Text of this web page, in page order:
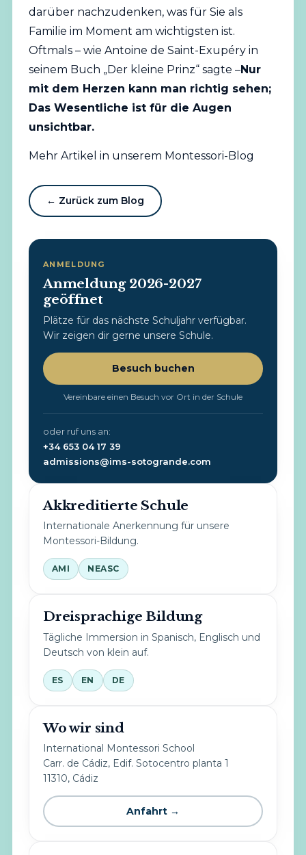
darüber nachzudenken, was für Sie als
Familie im Moment am wichtigsten ist.
Oftmals – wie Antoine de Saint-Exupéry in
seinem Buch „Der kleine Prinz“ sagte –Nur
mit dem Herzen kann man richtig sehen;
Das Wesentliche ist für die Augen
unsichtbar.
Mehr Artikel in unserem Montessori-Blog
← Zurück zum Blog
ANMELDUNG
Anmeldung 2026-2027
geöffnet
Plätze für das nächste Schuljahr verfügbar.
Wir zeigen dir gerne unsere Schule.
Besuch buchen
Vereinbare einen Besuch vor Ort in der Schule
oder ruf uns an:
+34 653 04 17 39
admissions@ims-sotogrande.com
Akkreditierte Schule
Internationale Anerkennung für unsere
Montessori-Bildung.
AMI NEASC
Dreisprachige Bildung
Tägliche Immersion in Spanisch, Englisch und
Deutsch von klein auf.
ES EN DE
Wo wir sind
International Montessori School
Carr. de Cádiz, Edif. Sotocentro planta 1
11310, Cádiz
Anfahrt →